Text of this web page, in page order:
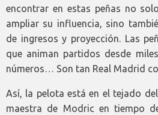
encontrar en estas peñas no
ampliar su influencia, sino
de ingresos y proyección. Las
que animan partidos desde
números… Son tan Real Madrid
Así, la pelota está en el tejado
maestra de Modric en tiempo